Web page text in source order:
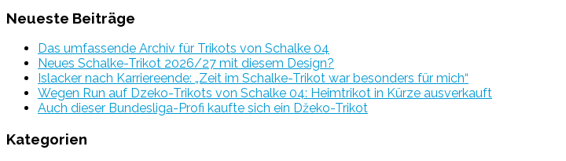
Neueste Beiträge
Das umfassende Archiv für Trikots von Schalke 04
Neues Schalke-Trikot 2026/27 mit diesem Design?
Islacker nach Karriereende: „Zeit im Schalke-Trikot war besonders für mich“
Wegen Run auf Dzeko-Trikots von Schalke 04: Heimtrikot in Kürze ausverkauft
Auch dieser Bundesliga-Profi kaufte sich ein Džeko-Trikot
Kategorien